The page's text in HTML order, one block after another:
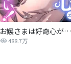
お嬢さまは好奇心が止まらない！
488.7万